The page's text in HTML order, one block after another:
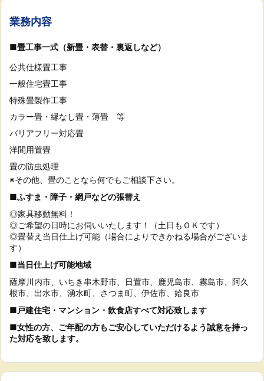
業務内容
■畳工事一式（新畳・表替・裏返しなど）
公共仕様畳工事
一般住宅畳工事
特殊畳製作工事
カラー畳・縁なし畳・薄畳 等
バリアフリー対応畳
洋間用置畳
畳の防虫処理
※その他、畳のことなら何でもご相談下さい。
■ふすま・障子・網戸などの張替え
◎家具移動無料！
◎ご希望の日時にお伺いいたします！（土日もＯＫです）
◎畳替え当日仕上げ可能（場合によりできかねる場合がございま
す）
■当日仕上げ可能地域
薩摩川内市、いちき串木野市、日置市、鹿児島市、霧島市、阿久
根市、出水市、湧水町、さつま町、伊佐市、姶良市
■戸建住宅・マンション・飲食店すべて対応致します
■女性の方、ご年配の方もご安心していただけるよう誠意を持っ
た対応を致します。